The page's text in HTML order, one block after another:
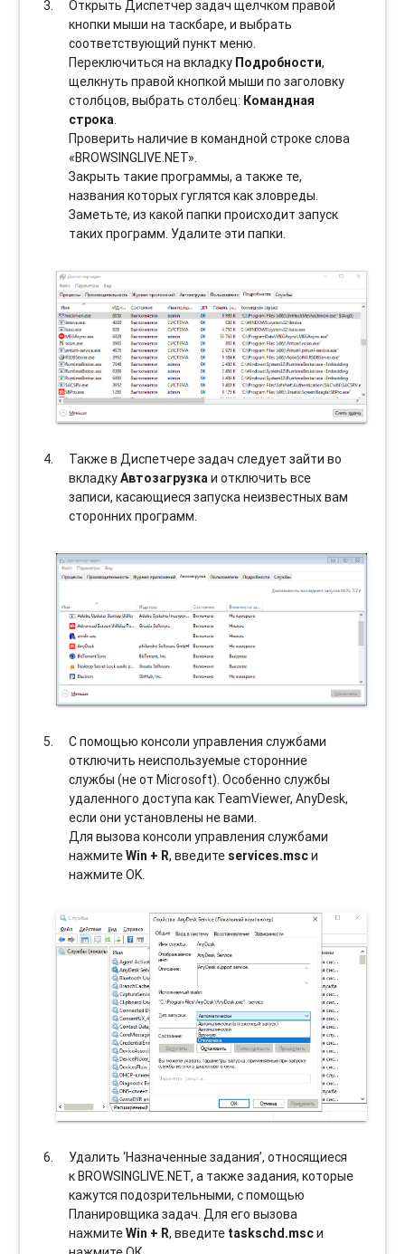
Открыть Диспетчер задач щелчком правой
кнопки мыши на таскбаре, и выбрать
соотвeтствующий пункт меню.
Переключиться на вкладку Подробности,
щелкнуть правой кнопкой мыши по заголовку
столбцов, выбрать столбец: Командная
строка.
Проверить наличие в командной строке слова
«BROWSINGLIVE.NET».
Закрыть такие программы, а также те,
названия которых гуглятся как зловреды.
Заметьте, из какой папки происходит запуск
таких программ. Удалите эти папки.
Также в Диспетчере задач следует зайти во
вкладкуАвтозагрузкаи отключить все
записи, касающиеся запуска неизвестных вам
сторонних программ.
С помощью консоли управления службами
отключить неиспользуемые сторонние
службы (не от Microsoft). Особенно службы
удаленного доступа как TeamViewer, AnyDesk,
если они установлены не вами.
Для вызова консоли управления службами
нажмитеWin + R, введите services.mscи
нажмите OK.
Удалить ‘Назначенные задания’, относящиеся
к BROWSINGLIVE.NET, а также задания, которые
кажутся подозрительными, с помощью
Планировщика задач. Для его вызова
нажмитеWin + R, введите taskschd.mscи